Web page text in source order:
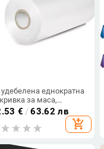
удебелена еднократна
за маса,
размер
за кухня и
€ /63.62 лв
add_shopping_cart